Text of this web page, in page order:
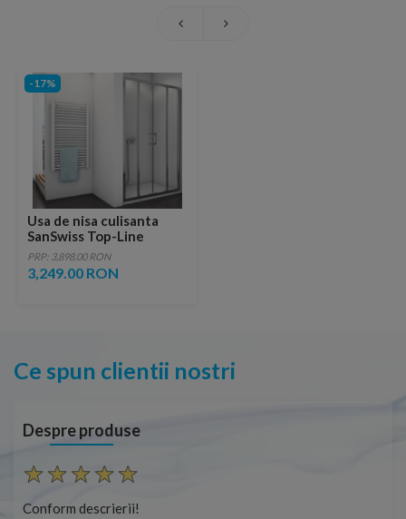
-17%
Usa de nisa culisanta
SanSwiss Top-Line
TOPS4 160xH190 cm
PRP: 3,898.00 RON
3,249.00 RON
Ce spun clientii nostri
Despre produse
Conform descrierii!